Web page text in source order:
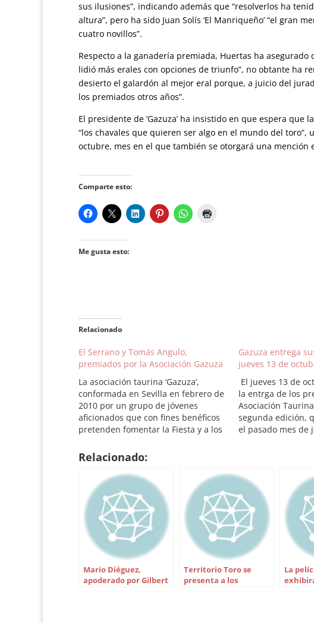
sus ilusiones”, indicando además que “resolverlos ha
altura”, pero ha sido Juan Solís ‘El Manriqueño’ “el gran
cuatro novillos”.
Respecto a la ganadería premiada, Huertas ha
lidió más erales con opciones de triunfo”, no obtante ha
desierto el galardón al mejor eral porque, a juicio del
los premiados otros años”.
El presidente de ‘Gazuza’ ha insistido en que espera
“los chavales que quieren ser algo en el mundo del
octubre, mes en el que también se otorgará una
Comparte esto:
Me gusta esto:
Relacionado
El Serrano y Tomás Angulo,
premiados por la Asociación Gazuza
La asociación taurina ‘Gazuza’,
conformada en Sevilla en febrero de
2010 por un grupo de jóvenes
aficionados que con fines benéficos
pretenden fomentar la Fiesta y a los
se reunió el pasado jueves tras el
último festejo de promoción con el
fin de fallar los…
Gazuza entrega
jueves 13 de
El jueves 13 de
la entrga de los
Asociación
segunda edición,
el pasado mes de
jurado decidió
Relacionado:
Mario Diéguez,
apoderado por Gilbert
Territorio Toro se
presenta a los
La